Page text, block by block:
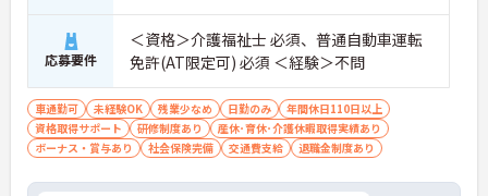
応募要件
＜資格＞介護福祉士 必須、普通自動車運転
免許(AT限定可) 必須 ＜経験＞不問
車通勤可 未経験OK 残業少なめ 日勤のみ
年間休日110日以上
資格取得サポート
研修制度あり
産休･育休･介護休暇取得実績あり
ボーナス・賞与あり
社会保険完備 交通費支給 退職金制度あり